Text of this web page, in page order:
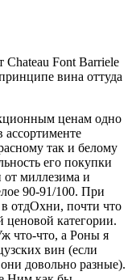
Chateau Font Barriele
вина оттуда
ценам одно
так и белому
его покупки
миллезима и
90-91/100. При
отдОхни, почти что
категории.
что-что, а Роны я
вин (если
довольно разные).